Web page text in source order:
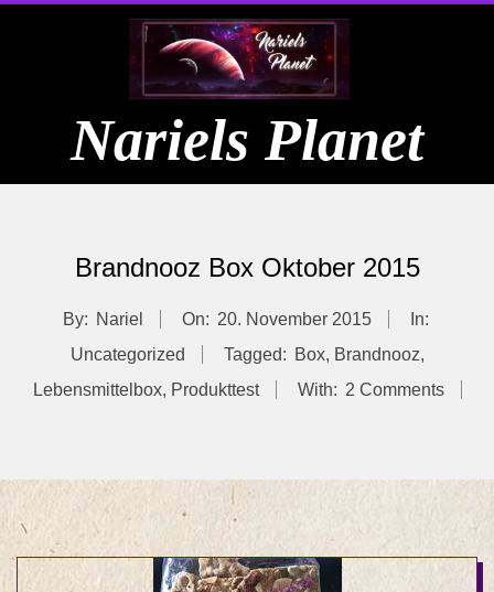
Nariels Planet
Brandnooz Box Oktober 2015
By: Nariel On: 20. November 2015
In:
Uncategorized
Tagged: Box, Brandnooz,
Lebensmittelbox, Produkttest With: 2 Comments